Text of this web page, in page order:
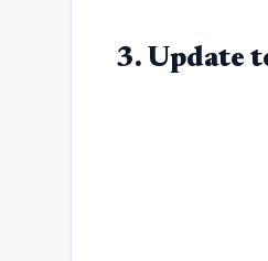
3. Update